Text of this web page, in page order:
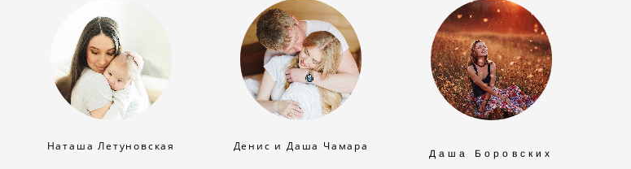
Наташа Летуновская Денис и Даша Чамара
Даша Боровских